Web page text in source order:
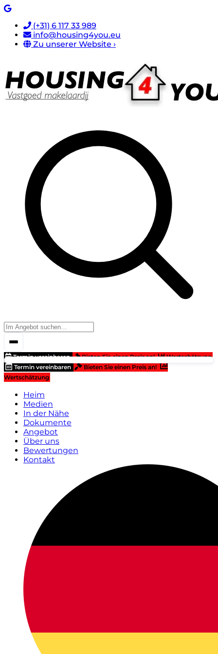
(+31) 6 117 33 989
info@housing4you.eu
Zu unserer Website ›
Termin vereinbaren Bieten Sie einen Preis an!
Wertschätzung
Termin vereinbaren
Bieten Sie einen Preis an!
Wertschätzung
Heim
Medien
In der Nähe
Dokumente
Angebot
Über uns
Bewertungen
Kontakt